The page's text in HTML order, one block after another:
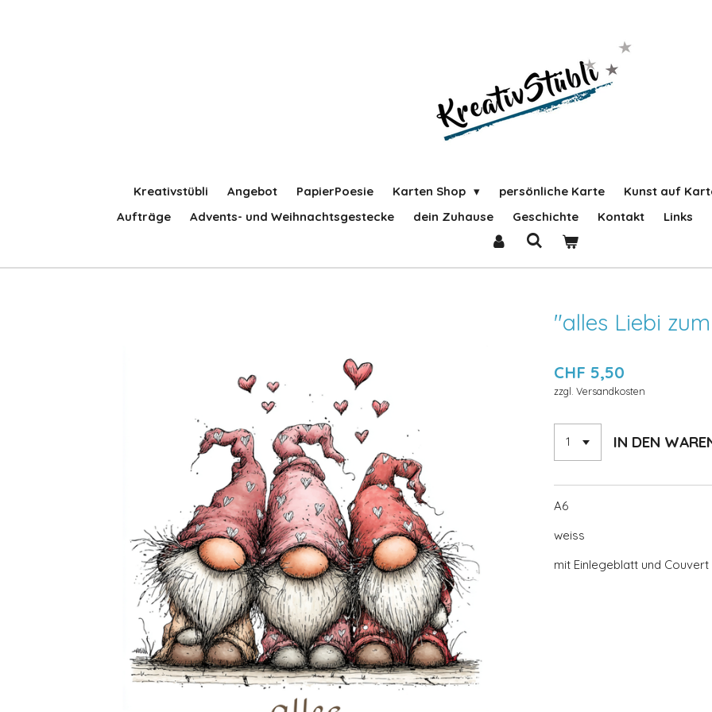
Kreativstübli Angebot PapierPoesie Karten Shop persönliche Karte Kunst auf
Aufträge
Advents- und Weihnachtsgestecke dein Zuhause Geschichte Kontakt Links
"alles Liebi
CHF 5,50
zzgl. Versandkosten
IN DEN
A6
weiss
mit Einlegeblatt und Couvert